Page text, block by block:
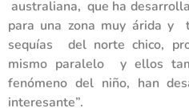
australiana, que ha
para una zona muy árida y
sequías del norte chico,
mismo paralelo y ellos
fenómeno del niño, han
interesante”.